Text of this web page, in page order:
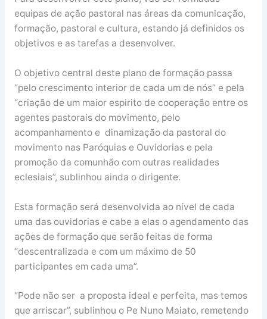
equipas de ação pastoral nas áreas da comunicação,
formação, pastoral e cultura, estando já definidos os
objetivos e as tarefas a desenvolver.
O objetivo central deste plano de formação passa
“pelo crescimento interior de cada um de nós” e pela
“criação de um maior espirito de cooperação entre os
agentes pastorais do movimento, pelo
acompanhamento e dinamização da pastoral do
movimento nas Paróquias e Ouvidorias e pela
promoção da comunhão com outras realidades
eclesiais”, sublinhou ainda o dirigente.
Esta formação será desenvolvida ao nível de cada
uma das ouvidorias e cabe a elas o agendamento das
ações de formação que serão feitas de forma
“descentralizada e com um máximo de 50
participantes em cada uma”.
“Pode não ser a proposta ideal e perfeita, mas temos
que arriscar”, sublinhou o Pe Nuno Maiato, remetendo